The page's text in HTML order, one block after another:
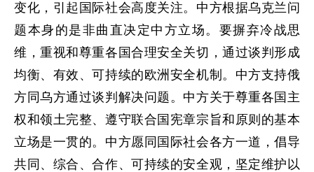
变化，引起国际社会高度关注。中方根据乌克兰问
题本身的是非曲直决定中方立场。要摒弃冷战思
维，重视和尊重各国合理安全关切，通过谈判形成
均衡、有效、可持续的欧洲安全机制。中方支持俄
方同乌方通过谈判解决问题。中方关于尊重各国主
权和领土完整、遵守联合国宪章宗旨和原则的基本
立场是一贯的。中方愿同国际社会各方一道，倡导
共同、综合、合作、可持续的安全观，坚定维护以